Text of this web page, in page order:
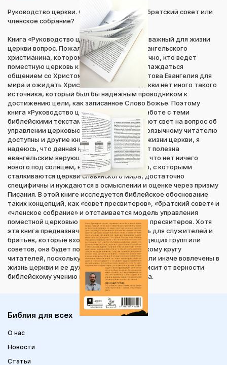
Руководство церкви. Совет пресвитеров, братский совет или
членское собрание?
Книга «Руководство церкви» затрагивает важный для жизни
церкви вопрос. Пожалуй, нет ни одного евангельского
христианина, которому было бы безразлично, кто ведет
поместную церковь к заветной цели - наслаждаться
общением со Христом, быть маяком Христова Евангелия для
мира и ожидать Христа как жениха. У церкви нет иного такого
источника, который был бы надежным проводником к
достижению цели, как записанное Слово Божье. Поэтому
книга «Руководство церкви» посвящена работе с теми
библейскими текстами, которые проливают свет на вопрос об
управлении церковью Божьей. Хотя русскоязычному читателю
доступны и другие книги об устройстве и жизни церкви, я
надеюсь, что данная книга все равно будет полезна
евангельским верующим. Несмотря на то, что нет ничего
нового под солнцем, некоторые проблемы, с которыми
сталкиваются церкви славянского мира, достаточно
специфичны и нуждаются в осмыслении и оценке через призму
Писания. В этой книге исследуется библейское обоснование
таких концепций, как «совет пресвитеров», «братский совет» и
«членское собрание» и отстаивается модель управления
поместной церковью посредством совета пресвитеров. Хотя
эта книга предназначена в первую очередь для служителей и
братьев, которые входят в состав руководящих групп или
советов, она будет полезна и более широкому кругу
читателей, поскольку все верующие так или иначе вовлечены в
жизнь церкви и ее духовное здоровье зависит от верности
библейскому учению каждого христианина.
Библия для всех
О нас
Новости
Статьи